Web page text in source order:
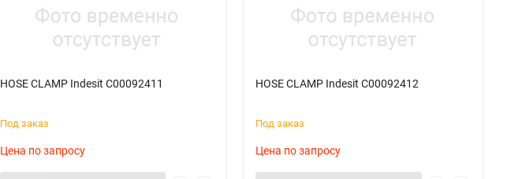
HOSE CLAMP Indesit C00092411
Под заказ
Цена по запросу
HOSE CLAMP Indesit C00092412
Под заказ
Цена по запросу